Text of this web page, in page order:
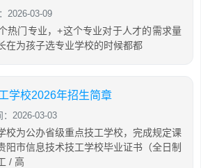
2026-03-09
热门专业，+这个专业对于人才的需求量
在为孩子选专业学校的时候都都
学校2026年招生简章
：2026-03-03
校为公办省级重点技工学校，完成规定课
阳市信息技术技工学校毕业证书（全日制
/ 高